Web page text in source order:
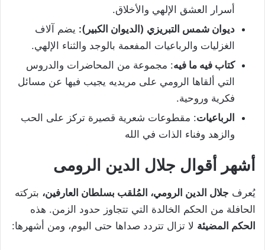
أسرار العشق الإلهي والأخلاق.
ديوان شمس التبريزي (الديوان الكبير): يضم آلاف
الغزليات والرباعيات المفعمة بالوجد والثناء الإلهي.
كتاب فيه ما فيه: مجموعة من المحاضرات والدروس
التي ألقاها الرومي على مريديه يجيب فيها عن مسائل
فكرية وروحية.
الرباعيات: مقطوعات شعرية قصيرة تركز على الحب
والزهد وفناء الذات في الله
أشهر أقوال جلال الدين الرومى
يُعرف جلال الدين الرومي، المُلقب بسلطان العارفين، بتركته
الحافلة من الحكم الخالدة التي تتجاوز حدود الزمن. هذه
الحكم المضيئة لا تزال تتردد صداها حتى اليوم، ومن أشهرها: